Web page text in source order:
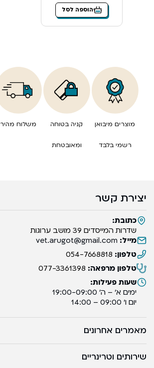
הוספה לסל
מוצרים מיבואן
רשמי בלבד
קניה בטוחה
ומאובטחת
משלוח מהיר
יצירת קשר
כתובת:
שדרות המייסדים 39 מושב ערוגות
מייל: vet.arugot@gmail.com
טלפון: 054-7668818
טלפון מרפאה: 077-3361398
שעות פעילות:
ימים א’ – ה’ 19:00-09:00
יום ו’ 09:00 – 14:00
מאמרים אחרונים
שירותים וטרינריים